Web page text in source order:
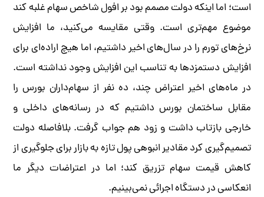
است؛ اما اینکه دولت مصمم بود بر افول شاخص سهام غلبه کند
موضوع مهم‌تری است. وقتی مقایسه می‌کنید، ما افزایش
نرخ‌های تورم را در سال‌های اخیر داشتیم، اما هیچ اراده‌ای برای
افزایش دستمزدها به تناسب این افزایش وجود نداشته است.
در ماه‌های اخیر اعتراض چند، ده نفر از سهام‌داران بورس را
مقابل ساختمان بورس داشتیم که در رسانه‌های داخلی و
خارجی بازتاب داشت و زود هم جواب گرفت. بلافاصله دولت
تصمیم‌گیری کرد مقادیر انبوهی پول تازه به بازار برای جلوگیری از
کاهش قیمت سهام تزریق کند؛ اما در اعتراضات دیگر ما
انعکاسی در دستگاه اجرائی نمی‌بینیم.